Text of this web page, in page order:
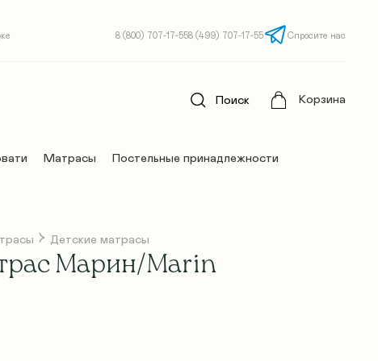
8 (800) 707-17-558 (499) 707-17-55 Спросите нас
Поиск Корзина
Матрасы Постельные принадлежности
Детские матрасы
Марин/Marin